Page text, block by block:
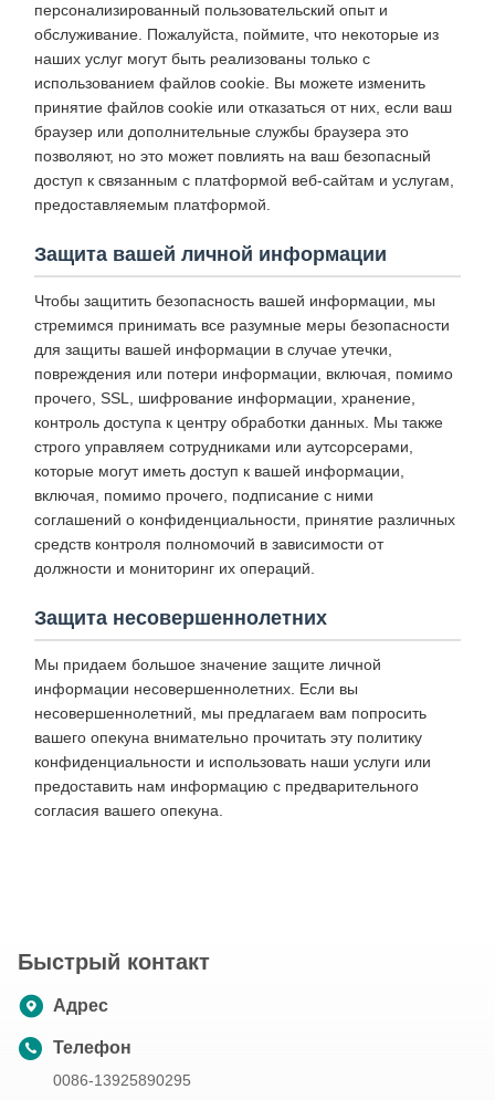
персонализированный пользовательский опыт и
обслуживание. Пожалуйста, поймите, что некоторые из
наших услуг могут быть реализованы только с
использованием файлов cookie. Вы можете изменить
принятие файлов cookie или отказаться от них, если ваш
браузер или дополнительные службы браузера это
позволяют, но это может повлиять на ваш безопасный
доступ к связанным с платформой веб-сайтам и услугам,
предоставляемым платформой.
Защита вашей личной информации
Чтобы защитить безопасность вашей информации, мы
стремимся принимать все разумные меры безопасности
для защиты вашей информации в случае утечки,
повреждения или потери информации, включая, помимо
прочего, SSL, шифрование информации, хранение,
контроль доступа к центру обработки данных. Мы также
строго управляем сотрудниками или аутсорсерами,
которые могут иметь доступ к вашей информации,
включая, помимо прочего, подписание с ними
соглашений о конфиденциальности, принятие различных
средств контроля полномочий в зависимости от
должности и мониторинг их операций.
Защита несовершеннолетних
Мы придаем большое значение защите личной
информации несовершеннолетних. Если вы
несовершеннолетний, мы предлагаем вам попросить
вашего опекуна внимательно прочитать эту политику
конфиденциальности и использовать наши услуги или
предоставить нам информацию с предварительного
согласия вашего опекуна.
Быстрый контакт
Адрес
Телефон
0086-13925890295